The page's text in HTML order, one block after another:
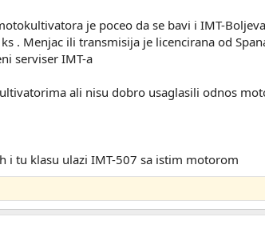
je poceo da se bavi i IMT-
. Menjac ili transmisija je licencirana od
serviser IMT-a
ali nisu dobro usaglasili odnos
i tu klasu ulazi IMT-507 sa istim motorom